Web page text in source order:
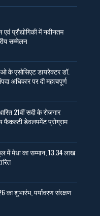
एवं प्रौद्योगिकी में नवीनतम
सम्मेलन
के एसोसिएट डायरेक्टर डॉ.
अधिकार पर दी महत्वपूर्ण
21वीं सदी के रोजगार
फैकल्टी डेवलपमेंट प्रोग्राम
में मेधा का सम्मान, 13.34 लाख
का शुभारंभ, पर्यावरण संरक्षण